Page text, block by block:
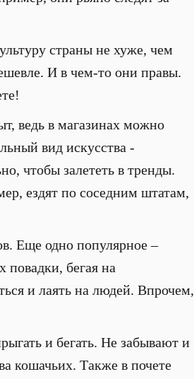
страны не хуже, чем
И в чем-то они правы.
ведь в магазинах можно
вид искусства -
чтобы залететь в тренды.
ездят по соседним штатам,
Еще одно популярное –
бегая на
и лаять на людей. Впрочем,
и бегать. Не забывают и
кошачьих. Также в почете